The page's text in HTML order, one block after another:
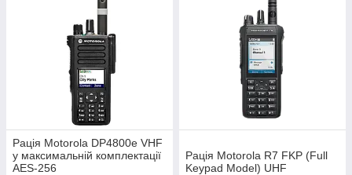
Рація Motorola DP4800e VHF
у максимальній комплектації
AES-256
Рація Motorola R7 FKP (Full
Keypad Model) UHF